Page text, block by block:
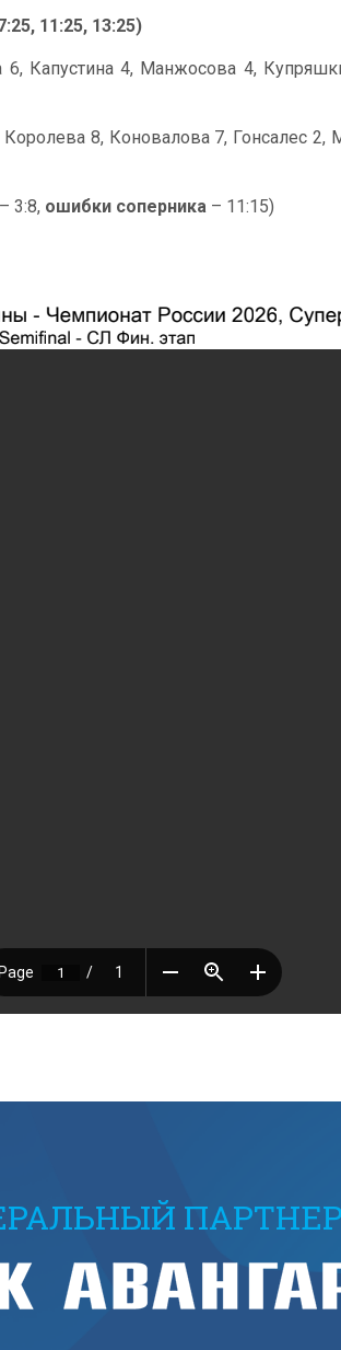
11:25, 13:25)
Капустина 4, Манжосова 4,
8, Коновалова 7, Гонсалес
– 3:8, ошибки соперника – 11:15)
ПАРТНЕР